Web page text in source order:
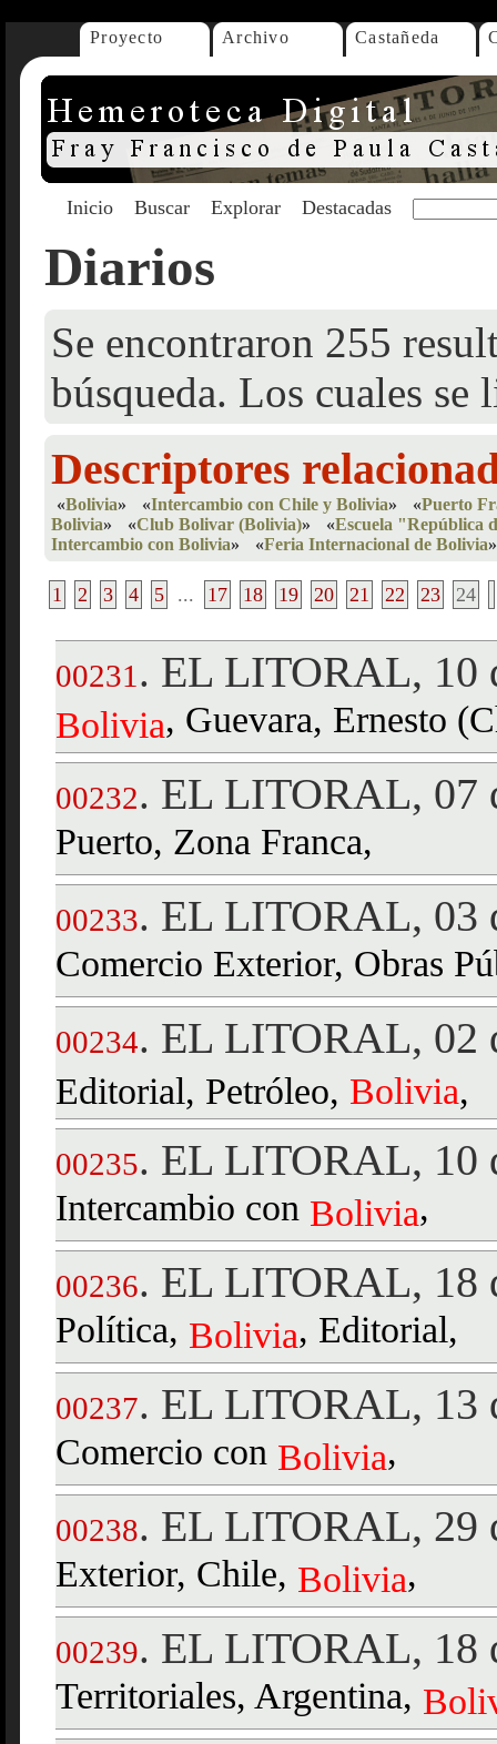
Proyecto Archivo Castañeda
Inicio Buscar Explorar Destacadas
Diarios
Se encontraron 255
búsqueda. Los cuales se
Descriptores
«Bolivia» «Intercambio con Chile y Bolivia» «Puerto
Bolivia» «Club Bolivar (Bolivia)» «Escuela "República
Intercambio con Bolivia» «Feria Internacional de Bolivia»
1 2 3 4 5 ... 17 18 19 20 21 22 23 24
00231 . EL LITORAL, 10
Bolivia, Guevara, Ernesto
00232. EL LITORAL, 07
Puerto, Zona Franca,
00233. EL LITORAL, 03
Comercio Exterior, Obras
00234. EL LITORAL, 02
Editorial, Petróleo, Bolivia,
00235. EL LITORAL, 10
Intercambio con Bolivia,
00236. EL LITORAL, 18
Política, Bolivia, Editorial,
00237. EL LITORAL, 13
Comercio con Bolivia,
00238. EL LITORAL, 29
Exterior, Chile, Bolivia,
00239. EL LITORAL, 18
Territoriales, Argentina,